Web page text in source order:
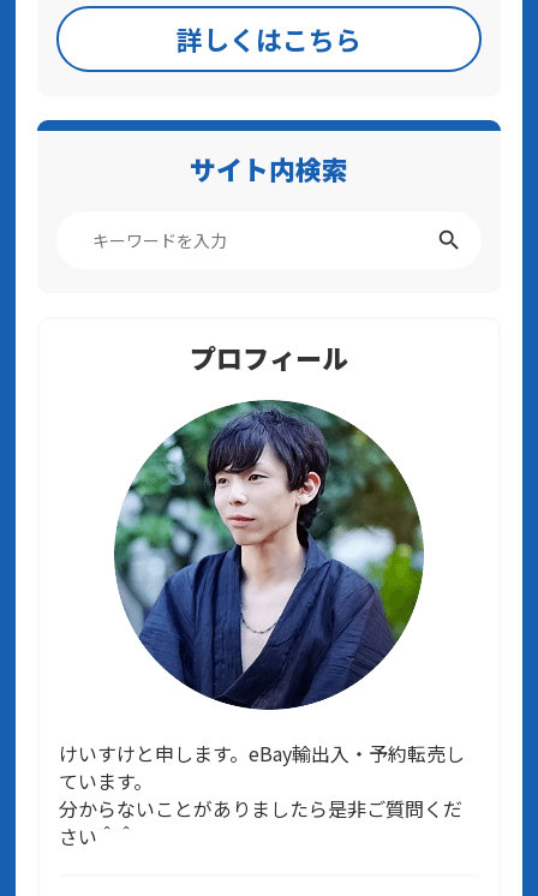
詳しくはこちら
サイト内検索
プロフィール
けいすけと申します。eBay輸出入・予約転売し
ています。
分からないことがありましたら是非ご質問くだ
さい＾＾